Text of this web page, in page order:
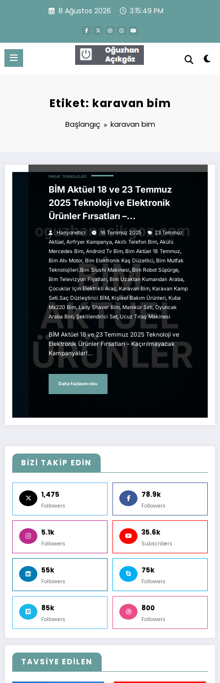
8 Ağustos 2026 3:15:50 PM
Etiket: karavan bim
Başlangıç karavan bim
FIRSAT TEKNOLOJISI
BİM Aktüel 18 ve 23 Temmuz
2025 Teknoloji ve Elektronik
Ürünler Fırsatları –
Kaçırılmayacak Kampanyalar!
Hanyonetici 16 Temmuz 2025
23 Temmuz
Aktüel, Airfryer Kampanya, Akıllı Telefon Bim, Akülü
Mercedes Bim, Android Tv Bim, Bim Aktüel 18 Temmuz,
Bim Atv Motor, Bim Elektronik Kaş Düzeltici, Bim Mutfak
Teknolojileri.bim Slushi Makinesi,Bim Robot Süpürge,
Bim Televizyon Fiyatları, Bim Uzaktan Kumandalı Araba,
Çocuklar Için Elektrikli Araç,Karavan Bim, Karavan Kamp
Seti.saç Düzleştirici BİM, Kişisel Bakım Ürünleri, Kuba
Mx220 Bim,Lady Shaver Bim, Manikür Seti,Oyuncak
Araba Bim,Şekillendirici Set, Ucuz Tıraş Makinesi
BİM Aktüel 18 ve 23 Temmuz 2025 Teknoloji ve
Elektronik Ürünler Fırsatları – Kaçırılmayacak
Kampanyalar!…
Daha fazlasını oku
BİZİ TAKİP EDİN
1,475
Followers
78.9k
Followers
5.1k
Followers
35.6k
Subscribers
55k
Followers
75k
Followers
85k
Followers
800
Followers
TAVSİYE EDİLEN